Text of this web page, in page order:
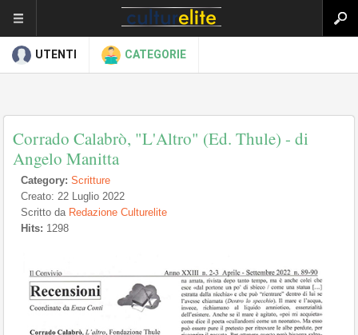
UTENTI CATEGORIE
Corrado Calabrò, "L'Altro" (Ed. Thule) - di
Angelo Manitta
Category: Scritture
Creato: 22 Luglio 2022
Scritto da Redazione Culturelite
Hits: 1298